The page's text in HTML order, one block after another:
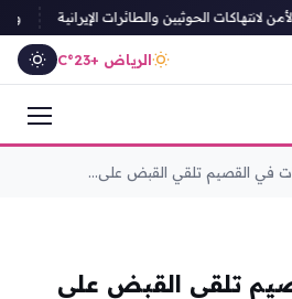
الحوثيين والطائرات الإيرانية وفد
الرياض +23°C
في القصيم تلقي القبض على...
تلقي القبض على